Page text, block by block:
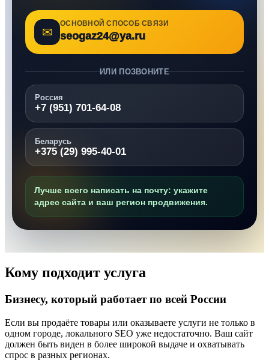
✉
ОСНОВНОЙ СПОСОБ СВЯЗИ
seogaz24@ya.ru
ИЛИ ПОЗВОНИТЕ
Россия
+7 (951) 701-64-08
Беларусь
+375 (29) 995-40-01
Лучше всего написать на почту: укажите
адрес сайта и ваш регион продвижения.
Кому подходит услуга
Бизнесу, который работает по всей России
Если вы продаёте товары или оказываете услуги не только в
одном городе, локального SEO уже недостаточно. Ваш сайт
должен быть виден в более широкой выдаче и охватывать
спрос в разных регионах.